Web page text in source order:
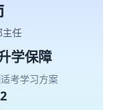
主任
学保障
考学习方案